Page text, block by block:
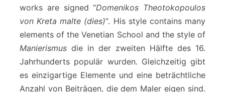
works are signed “Domenikos Theotokopoulos
von Kreta malte (dies)“. His style contains many
elements of the Venetian School and the style of
Manierismus die in der zweiten Hälfte des 16.
Jahrhunderts populär wurden. Gleichzeitig gibt
es einzigartige Elemente und eine beträchtliche
Anzahl von Beiträgen, die dem Maler eigen sind.